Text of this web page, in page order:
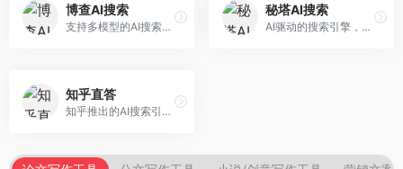
博查AI搜索
支持多模型的AI搜索引擎，整合多种大模型能力。面向AI爱好者，提供多模型搜索、答案对比、深度分析等服务，模型选择灵活。
秘塔AI搜索
AI驱动的搜索引擎，专注于无广告直达结果。面向研究者和信息获取需求者，提供深度搜索、来源标注、答案整理等服务，搜索结果干净准确，信息可信度高。
知乎直答
知乎推出的AI搜索引擎，专注于知识问答场景。面向知识获取者，提供知乎内容搜索、智能问答、知识整理等服务，专业知识丰富。